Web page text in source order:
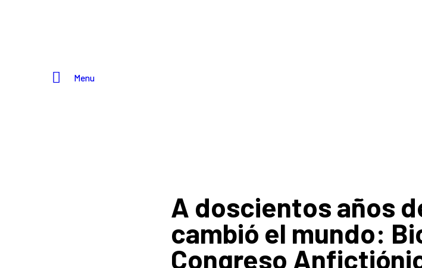
Menu
A doscientos años
cambió el mundo:
Congreso